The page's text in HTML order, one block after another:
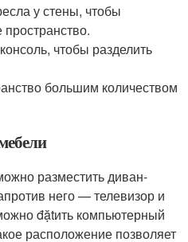
у стены, чтобы
чтобы разделить
большим количеством
разместить диван-
него — телевизор и
đặtить компьютерный
расположение позволяет